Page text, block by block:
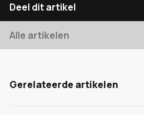
Deel dit artikel
Alle artikelen
Gerelateerde artikelen